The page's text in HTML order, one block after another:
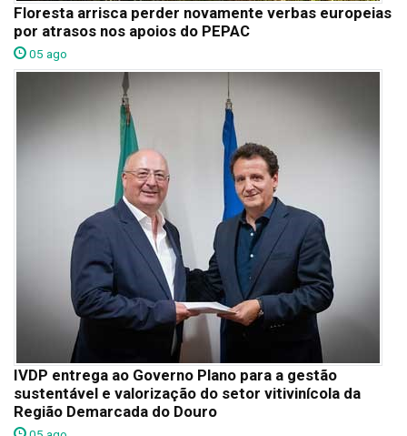
Floresta arrisca perder novamente verbas europeias
por atrasos nos apoios do PEPAC
05 ago
IVDP entrega ao Governo Plano para a gestão
sustentável e valorização do setor vitivinícola da
Região Demarcada do Douro